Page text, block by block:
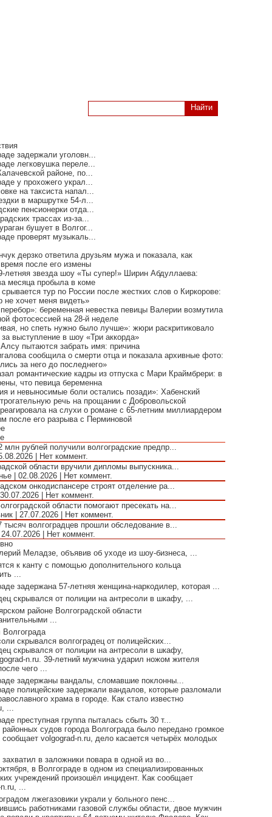
задержали уголовн...
легковушка переле...
районе, по...
у прохожего украл...
на таксиста напал...
в маршрутке 54-л...
пенсионерки отда...
трассах из-за...
бушует в Волгог...
проверят музыкаль...
дерзко ответила друзьям мужа и показала, как
после его измены
летняя звезда шоу «Ты супер!» Ширин Абдуллаева:
месяца пробыла в коме
тур по России после жестких слов о Киркорове:
не хочет меня видеть»
беременная невестка певицы Валерии возмутила
фотосессией на 28-й неделе
но спеть нужно было лучше»: жюри раскритиковало
выступление в шоу «Три аккорда»
пытаются забрать имя: причина
сообщила о смерти отца и показала архивные фото:
за него до последнего»
романтические кадры из отпуска с Мари Краймбрери: в
что певица беременна
и невыносимые боли остались позади»: Хабенский
речь на прощании с Добровольской
на слухи о романе с 65-летним миллиардером
после его разрыва с Перминовой
млн рублей получили волгоградские предпр...
| Нет коммент.
области вручили дипломы выпускника...
| 02.08.2026 | Нет коммент.
онкодиспансере строят отделение ра...
| Нет коммент.
области помогают пресекать на...
| 27.07.2026 | Нет коммент.
тысяч волгоградцев прошли обследование в...
| Нет коммент.
Меладзе, объявив об уходе из шоу-бизнеса, ...
к канту с помощью дополнительного кольца
...
задержана 57-летняя женщина-наркодилер, которая ...
скрывался от полиции на антресоли в шкафу, ...
районе Волгоградской области
...
Волгограда
скрывался волгоградец от полицейских...
скрывался от полиции на антресоли в шкафу,
n.ru. 39-летний мужчина ударил ножом жителя
чего ...
задержаны вандалы, сломавшие поклонны...
полицейские задержали вандалов, которые разломали
храма в городе. Как стало известно
...
преступная группа пыталась сбыть 30 т...
районных судов города Волгограда было передано громкое
volgograd-n.ru, дело касается четырёх молодых
в заложники повара в одной из во...
в Волгограде в одном из специализированных
учреждений произошёл инцидент. Как сообщает
...
лжегазовики украли у больного пенс...
работниками газовой службы области, двое мужчин